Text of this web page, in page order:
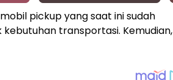
pickup yang saat ini sudah
transportasi. Kemudian,